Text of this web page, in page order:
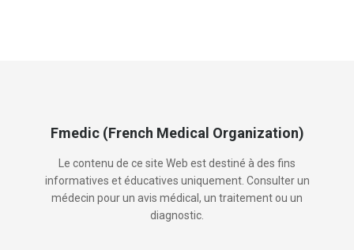
Fmedic (French Medical Organization)
Le contenu de ce site Web est destiné à des fins
informatives et éducatives uniquement. Consulter un
médecin pour un avis médical, un traitement ou un
diagnostic.